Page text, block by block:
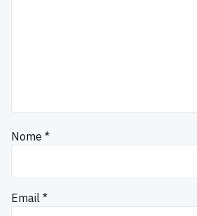
Nome *
Email *